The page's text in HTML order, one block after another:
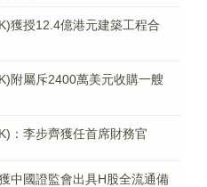
獲授12.4億港元建築工程合
附屬斥2400萬美元收購一艘
：李步齊獲任首席財務官
中國證監會出具H股全流通備